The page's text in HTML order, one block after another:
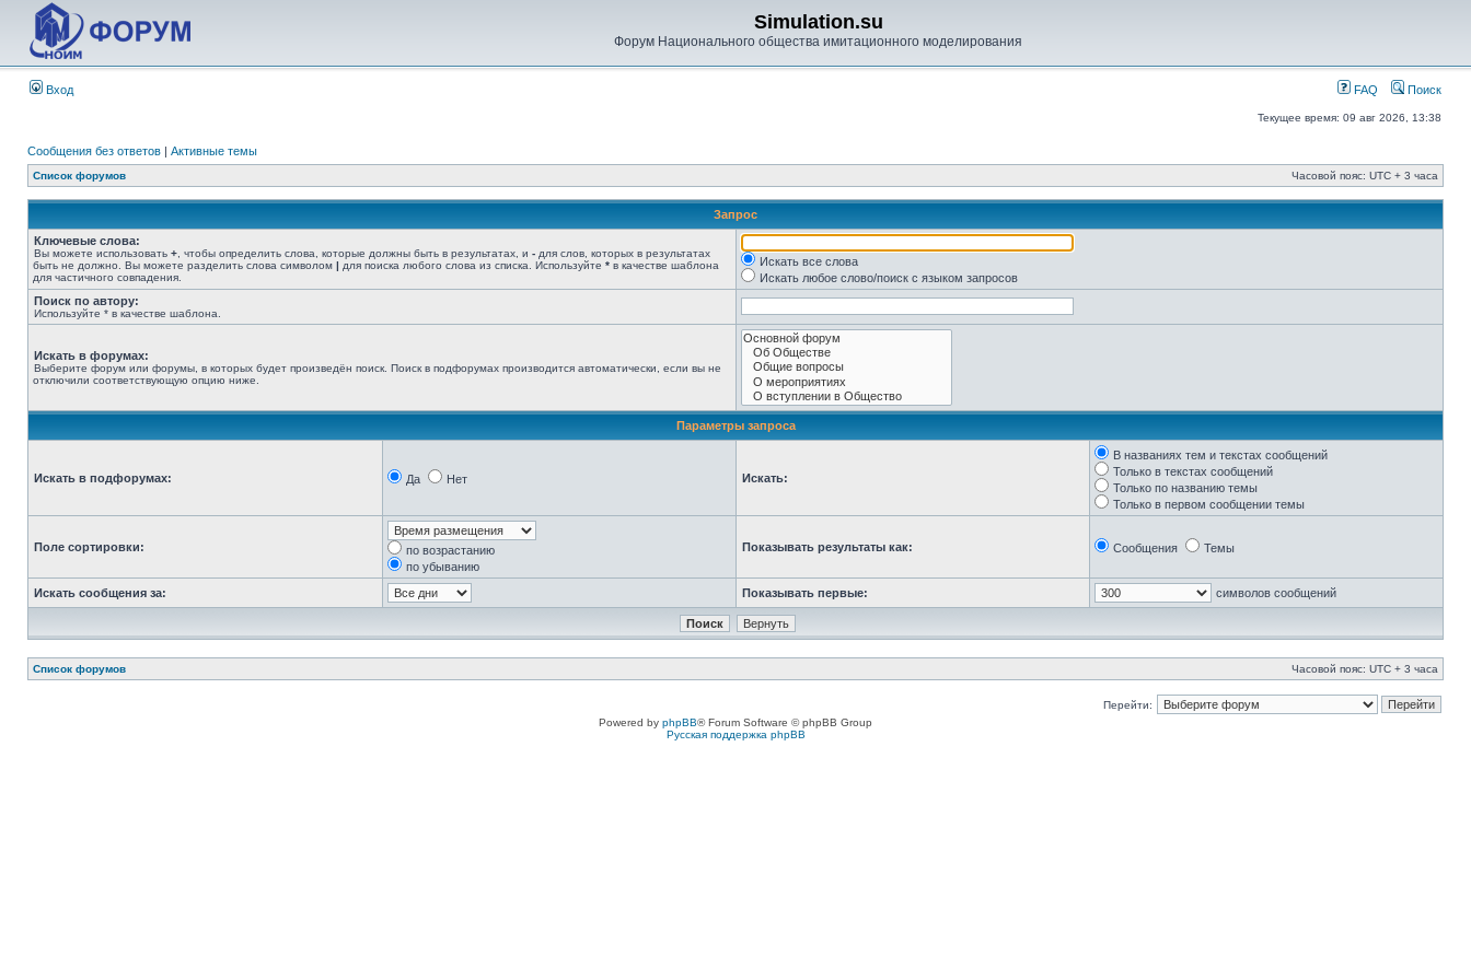
Simulation.su
Форум Национального общества имитационного моделирования
Вход FAQ Поиск
Текущее время: 09 авг 2026, 13:38
Сообщения без ответов | Активные темы
Список форумов Часовой пояс: UTC + 3 часа
Запрос
Ключевые слова:
Вы можете использовать + , чтобы определить слова, которые должны быть в результатах, и - для слов, которых в результатах
быть не должно. Вы можете разделить слова символом | для поиска любого слова из списка. Используйте * в качестве шаблона
для частичного совпадения.
Искать все слова
Искать любое слово/поиск с языком запросов
Поиск по автору:
Используйте * в качестве шаблона.
Искать в форумах:
Выберите форум или форумы, в которых будет произведён поиск. Поиск в подфорумах производится автоматически, если вы не
отключили соответствующую опцию ниже.
Параметры запроса
Искать в подфорумах: Да Нет Искать:
В названиях тем и текстах сообщений
Только в текстах сообщений
Только по названию темы
Только в первом сообщении темы
Поле сортировки:
по возрастанию
по убыванию
Показывать результаты как: Сообщения Темы
Искать сообщения за: Показывать первые: символов сообщений
Список форумов Часовой пояс: UTC + 3 часа
Перейти:
Powered by phpBB® Forum Software © phpBB Group
Русская поддержка phpBB